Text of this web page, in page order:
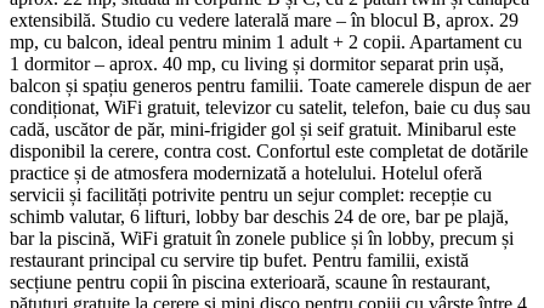
extensibilă. Studio cu vedere laterală mare – în blocul B, aprox. 29
mp, cu balcon, ideal pentru minim 1 adult + 2 copii. Apartament cu
1 dormitor – aprox. 40 mp, cu living și dormitor separat prin ușă,
balcon și spațiu generos pentru familii. Toate camerele dispun de aer
condiționat, WiFi gratuit, televizor cu satelit, telefon, baie cu duș sau
cadă, uscător de păr, mini-frigider gol și seif gratuit. Minibarul este
disponibil la cerere, contra cost. Confortul este completat de dotările
practice și de atmosfera modernizată a hotelului. Hotelul oferă
servicii și facilități potrivite pentru un sejur complet: recepție cu
schimb valutar, 6 lifturi, lobby bar deschis 24 de ore, bar pe plajă,
bar la piscină, WiFi gratuit în zonele publice și în lobby, precum și
restaurant principal cu servire tip bufet. Pentru familii, există
secțiune pentru copii în piscina exterioară, scaune în restaurant,
pătuțuri gratuite la cerere și mini disco pentru copiii cu vârste între 4